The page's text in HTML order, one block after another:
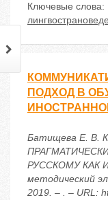
Ключевые слова:
ПОДХОД В
Батищева Е. В.
РУССКОМУ КАК
методический
2019. – . – URL: